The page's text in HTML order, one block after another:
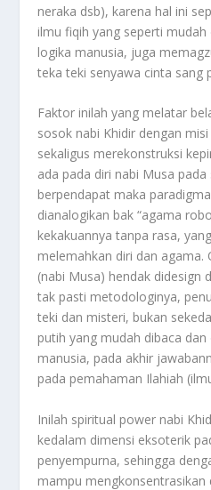
neraka dsb), karena hal ini
ilmu fiqih yang seperti
logika manusia, juga
teka teki senyawa cinta sang
Faktor inilah yang melatar
sosok nabi Khidir dengan
sekaligus merekonstruksi
ada pada diri nabi Musa pada
berpendapat maka
dianalogikan bak “agama
kekakuannya tanpa rasa,
melemahkan diri dan agama.
(nabi Musa) hendak didesign
tak pasti metodologinya,
teki dan misteri, bukan
putih yang mudah dibaca
manusia, pada akhir
pada pemahaman Ilahiah
Inilah spiritual power nabi
kedalam dimensi eksoterik
penyempurna, sehingga
mampu mengkonsentrasikan